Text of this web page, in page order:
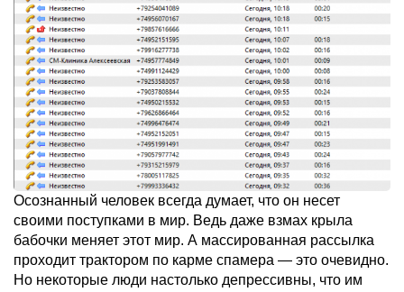
Осознанный человек всегда думает, что он несет
своими поступками в мир. Ведь даже взмах крыла
бабочки меняет этот мир. А массированная рассылка
проходит трактором по карме спамера — это очевидно.
Но некоторые люди настолько депрессивны, что им